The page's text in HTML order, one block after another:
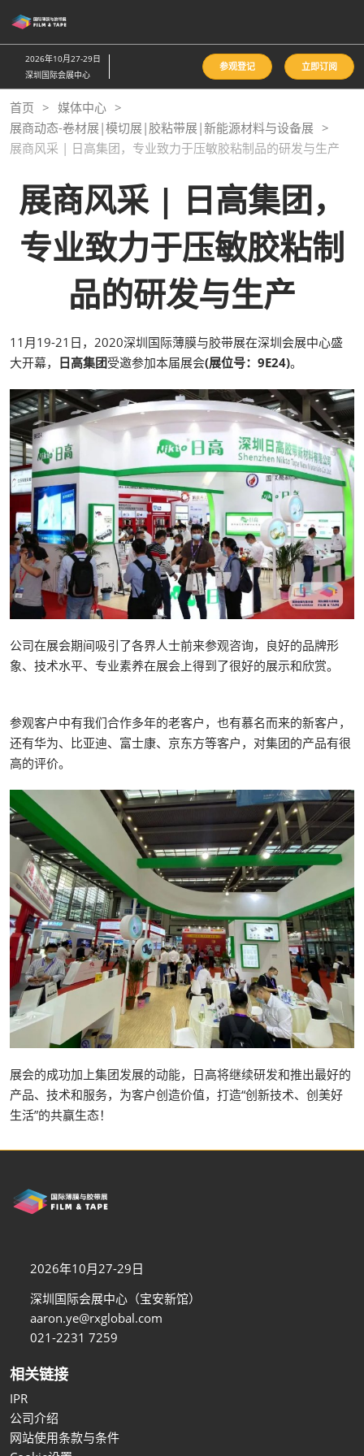
接
跳
至
内
容
2026年10月27-29日
深圳国际会展中心
参观登记 立即订阅
首页
媒体中心
展商动态-卷材展|模切展|胶粘带展|新能源材料与设备展
展商风采 | 日高集团，专业致力于压敏胶粘制品的研发与生产
展商风采 | 日高集团，
专业致力于压敏胶粘制
品的研发与生产
11月19-21日，2020深圳国际薄膜与胶带展在深圳会展中心盛
大开幕， 日高集团受邀参加本届展会(展位号：9E24)。
公司在展会期间吸引了各界人士前来参观咨询，良好的品牌形
象、技术水平、专业素养在展会上得到了很好的展示和欣赏。
参观客户中有我们合作多年的老客户，也有慕名而来的新客户，
还有华为、比亚迪、富士康、京东方等客户，对集团的产品有很
高的评价。
展会的成功加上集团发展的动能，日高将继续研发和推出最好的
产品、技术和服务，为客户创造价值，打造“创新技术、创美好
生活”的共赢生态！
2026年10月27-29日
深圳国际会展中心（宝安新馆）
aaron.ye@rxglobal.com
021-2231 7259
相关链接
IPR
公司介绍
网站使用条款与条件